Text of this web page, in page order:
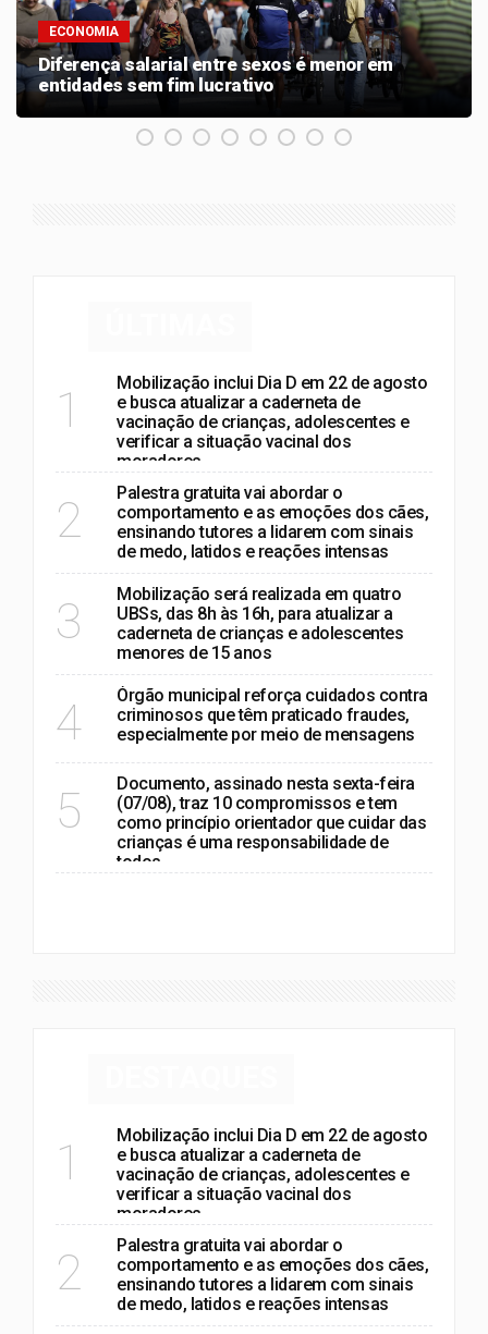
ECONOMIA
Diferença salarial entre sexos é menor em
entidades sem fim lucrativo
1
Mobilização inclui Dia D em 22 de agosto
e busca atualizar a caderneta de
vacinação de crianças, adolescentes e
verificar a situação vacinal dos
moradores
2
Palestra gratuita vai abordar o
comportamento e as emoções dos cães,
ensinando tutores a lidarem com sinais
de medo, latidos e reações intensas
3
Mobilização será realizada em quatro
UBSs, das 8h às 16h, para atualizar a
caderneta de crianças e adolescentes
menores de 15 anos
4
Órgão municipal reforça cuidados contra
criminosos que têm praticado fraudes,
especialmente por meio de mensagens
5
Documento, assinado nesta sexta-feira
(07/08), traz 10 compromissos e tem
como princípio orientador que cuidar das
crianças é uma responsabilidade de
todos
1
Mobilização inclui Dia D em 22 de agosto
e busca atualizar a caderneta de
vacinação de crianças, adolescentes e
verificar a situação vacinal dos
moradores
2
Palestra gratuita vai abordar o
comportamento e as emoções dos cães,
ensinando tutores a lidarem com sinais
de medo, latidos e reações intensas